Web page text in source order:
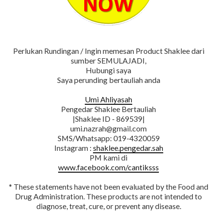
Perlukan Rundingan / Ingin memesan Product Shaklee dari
sumber SEMULAJADI,
Hubungi saya
Saya perunding bertauliah anda
Umi Ahliyasah
Pengedar Shaklee Bertauliah
|Shaklee ID - 869539|
umi.nazrah@gmail.com
SMS/Whatsapp: 019-4320059
Instagram : shaklee.pengedar.sah
PM kami di
www.facebook.com/cantiksss
* These statements have not been evaluated by the Food and
Drug Administration. These products are not intended to
diagnose, treat, cure, or prevent any disease.